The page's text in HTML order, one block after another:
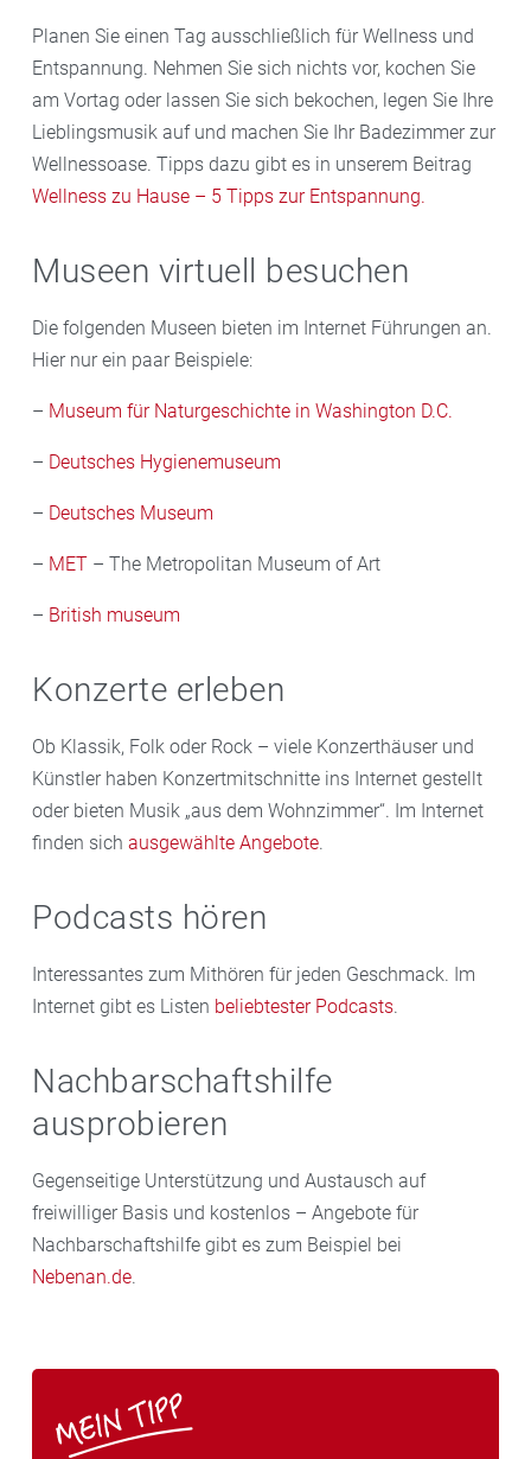
Planen Sie einen Tag ausschließlich für Wellness und
Entspannung. Nehmen Sie sich nichts vor, kochen Sie
am Vortag oder lassen Sie sich bekochen, legen Sie Ihre
Lieblingsmusik auf und machen Sie Ihr Badezimmer zur
Wellnessoase. Tipps dazu gibt es in unserem Beitrag
Wellness zu Hause – 5 Tipps zur Entspannung.
Museen virtuell besuchen
Die folgenden Museen bieten im Internet Führungen an.
Hier nur ein paar Beispiele:
– Museum für Naturgeschichte in Washington D.C.
– Deutsches Hygienemuseum
– Deutsches Museum
– MET – The Metropolitan Museum of Art
– British museum
Konzerte erleben
Ob Klassik, Folk oder Rock – viele Konzerthäuser und
Künstler haben Konzertmitschnitte ins Internet gestellt
oder bieten Musik „aus dem Wohnzimmer“. Im Internet
finden sich ausgewählte Angebote.
Podcasts hören
Interessantes zum Mithören für jeden Geschmack. Im
Internet gibt es Listen beliebtester Podcasts.
Nachbarschaftshilfe
ausprobieren
Gegenseitige Unterstützung und Austausch auf
freiwilliger Basis und kostenlos – Angebote für
Nachbarschaftshilfe gibt es zum Beispiel bei
Nebenan.de.